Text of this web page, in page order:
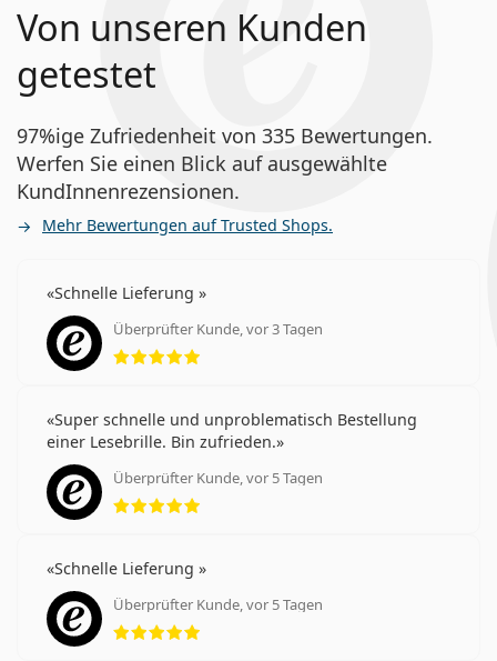
Von unseren Kunden
getestet
97%ige Zufriedenheit von 335 Bewertungen.
Werfen Sie einen Blick auf ausgewählte
KundInnenrezensionen.
Mehr Bewertungen auf Trusted Shops.
Schnelle Lieferung
Überprüfter Kunde, vor 3 Tagen
Bewertung 5 aus 5
Super schnelle und unproblematisch Bestellung
einer Lesebrille. Bin zufrieden.
Überprüfter Kunde, vor 5 Tagen
Bewertung 5 aus 5
Schnelle Lieferung
Überprüfter Kunde, vor 5 Tagen
Bewertung 5 aus 5